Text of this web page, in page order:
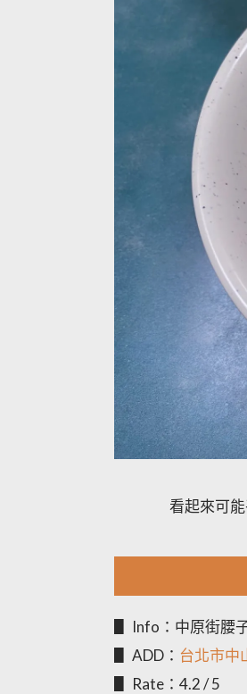
看起來可
▋ Info：中原街腰
▋ ADD： 台北市中
▋ Rate：4.2 / 5